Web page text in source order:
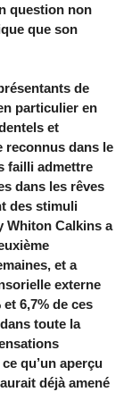
question non
que son
de
particulier en
et
reconnus dans le
failli admettre
dans les rêves
des stimuli
Whiton Calkins a
et a
externe
6,7% de ces
toute la
qu’un aperçu
déjà amené